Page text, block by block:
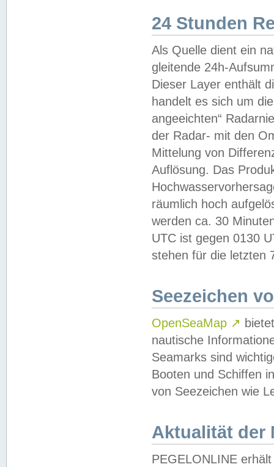
24 Stunden
Als Quelle dient ein
gleitende 24h-
Dieser Layer enthält
handelt es sich um
angeeichten“
der Radar- mit den
Mittelung von
Auflösung. Das
räumlich hoch
werden ca. 30
UTC ist gegen 0130
stehen für die letzten
Seezeichen
OpenSeaMap ↗
nautische
Seamarks sind
Booten und Schiffen
von Seezeichen wie
Aktualität der
PEGELONLINE